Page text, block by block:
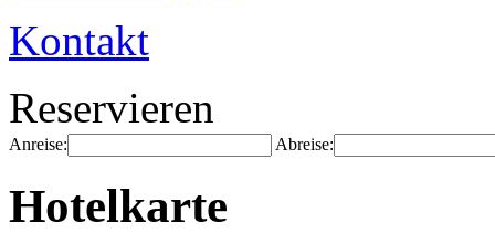
Kontakt
Reservieren
Anreise: Abreise:
Hotelkarte